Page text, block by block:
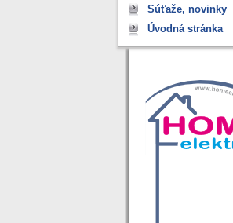
Súťaže, novinky
Úvodná stránka